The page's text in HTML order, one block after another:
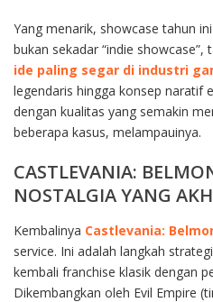
Yang menarik, showcase tahun
bukan sekadar “indie showcase”,
ide paling segar di industri
legendaris hingga konsep naratif
dengan kualitas yang semakin
beberapa kasus, melampauinya.
CASTLEVANIA:
NOSTALGIA YANG
Kembalinya Castlevania:
service. Ini adalah langkah
kembali franchise klasik dengan
Dikembangkan oleh Evil Empire